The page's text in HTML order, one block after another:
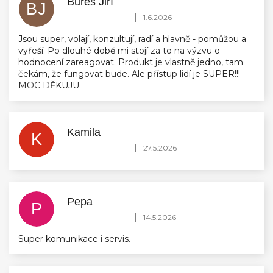
BJ Hodnocení obchodu je 5 z 5 hvězdiček.
| 1.6.2026
Jsou super, volají, konzultují, radí a hlavně - pomůžou a
vyřeší. Po dlouhé době mi stojí za to na výzvu o
hodnocení zareagovat. Produkt je vlastně jedno, tam
čekám, že fungovat bude. Ale přístup lidí je SUPER!!!
MOC DĚKUJU.
K Kamila
Hodnocení obchodu je 5 z 5 hvězdiček.
| 27.5.2026
P Pepa
Hodnocení obchodu je 5 z 5 hvězdiček.
| 14.5.2026
Super komunikace i servis.